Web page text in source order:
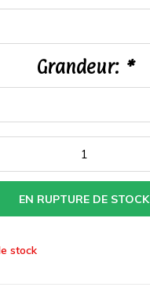
Grandeur: *
EN RUPTURE DE STOCK
stock